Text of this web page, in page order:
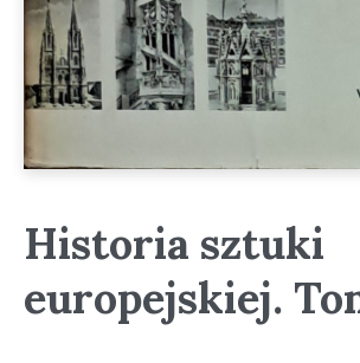
Historia sztuki
europejskiej.